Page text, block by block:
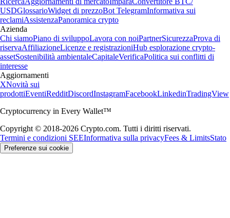
USDGlossarioWidget di prezzoBot TelegramInformativa sui
reclamiAssistenzaPanoramica crypto
Azienda
Chi siamoPiano di sviluppoLavora con noiPartnerSicurezzaProva di
riservaAffiliazioneLicenze e registrazioniHub esplorazione crypto-
assetSostenibilità ambientaleCapitaleVerificaPolitica sui conflitti di
interesse
Aggiornamenti
XNovità sui
prodottiEventiRedditDiscordInstagramFacebookLinkedinTradingView
Cryptocurrency in Every Wallet™
Copyright © 2018-2026 Crypto.com. Tutti i diritti riservati.
Termini e condizioni SEEInformativa sulla privacyFees & LimitsStato
Preferenze sui cookie